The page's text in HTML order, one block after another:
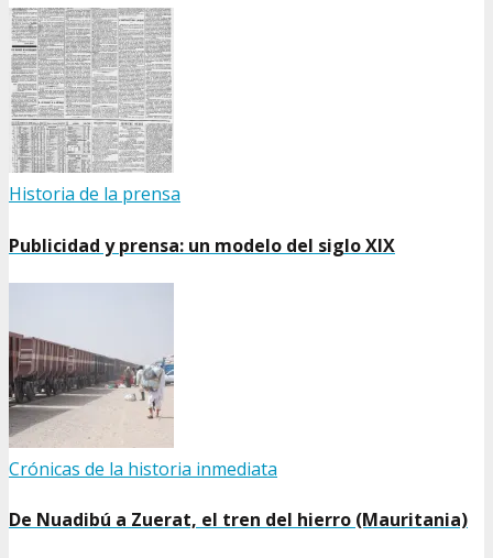
Historia de la prensa
Publicidad y prensa: un modelo del siglo XIX
Crónicas de la historia inmediata
De Nuadibú a Zuerat, el tren del hierro (Mauritania)